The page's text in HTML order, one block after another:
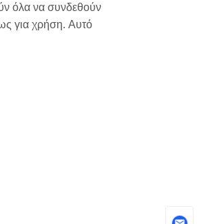
όλα να συνδεθούν
για χρήση. Αυτό